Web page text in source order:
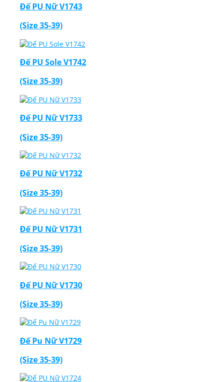
Đế PU Nữ V1743
(Size 35-39)
Đế PU Sole V1742
(Size 35-39)
Đế PU Nữ V1733
(Size 35-39)
Đế PU Nữ V1732
(Size 35-39)
Đế PU Nữ V1731
(Size 35-39)
Đế PU Nữ V1730
(Size 35-39)
Đế Pu Nữ V1729
(Size 35-39)